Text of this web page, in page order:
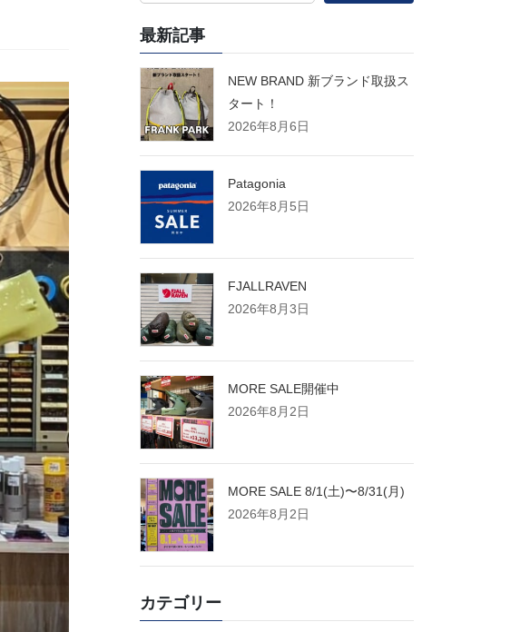
最新記事
NEW BRAND 新ブランド取扱ス
タート！
2026年8月6日
Patagonia
2026年8月5日
FJALLRAVEN
2026年8月3日
MORE SALE開催中
2026年8月2日
MORE SALE 8/1(土)〜8/31(月)
2026年8月2日
カテゴリー